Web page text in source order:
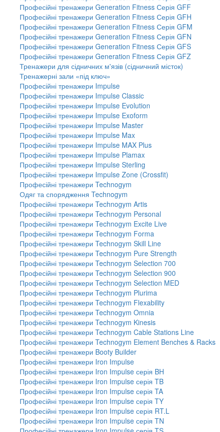
Професійні тренажери Generation Fitness Серія GFF
Професійні тренажери Generation Fitness Серія GFH
Професійні тренажери Generation Fitness Серія GFM
Професійні тренажери Generation Fitness Серія GFN
Професійні тренажери Generation Fitness Серія GFS
Професійні тренажери Generation Fitness Серія GFZ
Тренажери для сідничних м'язів (сідничний місток)
Тренажерні зали «під ключ»
Професійні тренажери Impulse
Професійні тренажери Impulse Classic
Професійні тренажери Impulse Evolution
Професійні тренажери Impulse Exoform
Професійні тренажери Impulse Master
Професійні тренажери Impulse Max
Професійні тренажери Impulse MAX Plus
Професійні тренажери Impulse Plamax
Професійні тренажери Impulse Sterling
Професійні тренажери Impulse Zone (Crossfit)
Професійні тренажери Technogym
Одяг та спорядження Technogym
Професійні тренажери Technogym Artis
Професійні тренажери Technogym Personal
Професійні тренажери Technogym Excite Live
Професійні тренажери Technogym Forma
Професійні тренажери Technogym Skill Line
Професійні тренажери Technogym Pure Strength
Професійні тренажери Technogym Selection 700
Професійні тренажери Technogym Selection 900
Професійні тренажери Technogym Selection MED
Професійні тренажери Technogym Plurima
Професійні тренажери Technogym Flexability
Професійні тренажери Technogym Omnia
Професійні тренажери Technogym Kinesis
Професійні тренажери Technogym Cable Stations Line
Професійні тренажери Technogym Element Benches & Racks
Професійні тренажери Booty Builder
Професійні тренажери Iron Impulse
Професійні тренажери Iron Impulse серія BH
Професійні тренажери Iron Impulse серія TB
Професійні тренажери Iron Impulse серія TA
Професійні тренажери Iron Impulse серія TY
Професійні тренажери Iron Impulse серія RT.L
Професійні тренажери Iron Impulse серія TN